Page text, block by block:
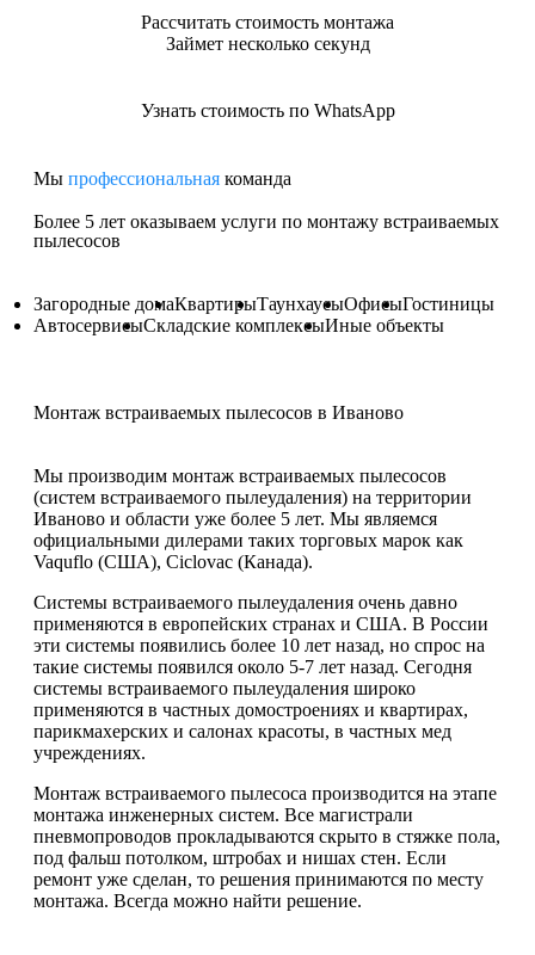
Рассчитать стоимость монтажа
Займет несколько секунд
Узнать стоимость по WhatsApp
Мы профессиональная команда
Более 5 лет оказываем услуги по монтажу встраиваемых
пылесосов
Загородные домаКвартирыТаунхаусыОфисыГостиницы
АвтосервисыСкладские комплексыИные объекты
Монтаж встраиваемых пылесосов в Иваново
Мы производим монтаж встраиваемых пылесосов
(систем встраиваемого пылеудаления) на территории
Иваново и области уже более 5 лет. Мы являемся
официальными дилерами таких торговых марок как
Vaquflo (США), Ciclovac (Канада).
Системы встраиваемого пылеудаления очень давно
применяются в европейских странах и США. В России
эти системы появились более 10 лет назад, но спрос на
такие системы появился около 5-7 лет назад. Сегодня
системы встраиваемого пылеудаления широко
применяются в частных домостроениях и квартирах,
парикмахерских и салонах красоты, в частных мед
учреждениях.
Монтаж встраиваемого пылесоса производится на этапе
монтажа инженерных систем. Все магистрали
пневмопроводов прокладываются скрыто в стяжке пола,
под фальш потолком, штробах и нишах стен. Если
ремонт уже сделан, то решения принимаются по месту
монтажа. Всегда можно найти решение.